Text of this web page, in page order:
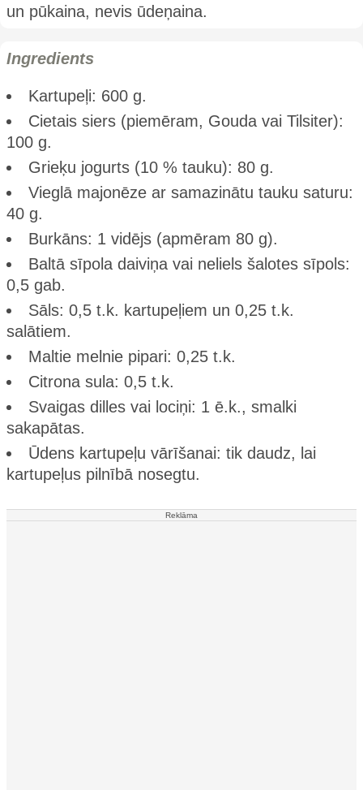
un pūkaina, nevis ūdeņaina.
Ingredients
Kartupeļi: 600 g.
Cietais siers (piemēram, Gouda vai Tilsiter):
100 g.
Grieķu jogurts (10 % tauku): 80 g.
Vieglā majonēze ar samazinātu tauku saturu:
40 g.
Burkāns: 1 vidējs (apmēram 80 g).
Baltā sīpola daiviņa vai neliels šalotes sīpols:
0,5 gab.
Sāls: 0,5 t.k. kartupeļiem un 0,25 t.k.
salātiem.
Maltie melnie pipari: 0,25 t.k.
Citrona sula: 0,5 t.k.
Svaigas dilles vai lociņi: 1 ē.k., smalki
sakapātas.
Ūdens kartupeļu vārīšanai: tik daudz, lai
kartupeļus pilnībā nosegtu.
Reklāma